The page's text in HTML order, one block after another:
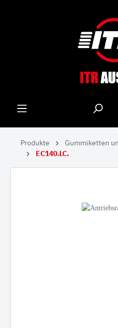
Produkte Gummiketten
EC140.LC.